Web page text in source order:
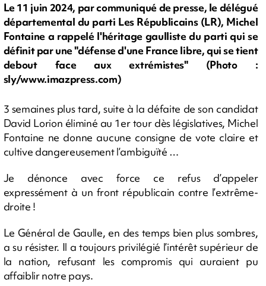
Le 11 juin 2024, par communiqué de presse, le délégué
départemental du parti Les Républicains (LR), Michel
Fontaine a rappelé l'héritage gaulliste du parti qui se
définit par une "défense d'une France libre, qui se tient
debout face aux extrémistes" (Photo :
sly/www.imazpress.com)
3 semaines plus tard, suite à la défaite de son candidat
David Lorion éliminé au 1er tour dès législatives, Michel
Fontaine ne donne aucune consigne de vote claire et
cultive dangereusement l’ambiguïté …
Je dénonce avec force ce refus d’appeler
expressément à un front républicain contre l’extrême-
droite !
Le Général de Gaulle, en des temps bien plus sombres,
a su résister. Il a toujours privilégié l’intérêt supérieur de
la nation, refusant les compromis qui auraient pu
affaiblir notre pays.